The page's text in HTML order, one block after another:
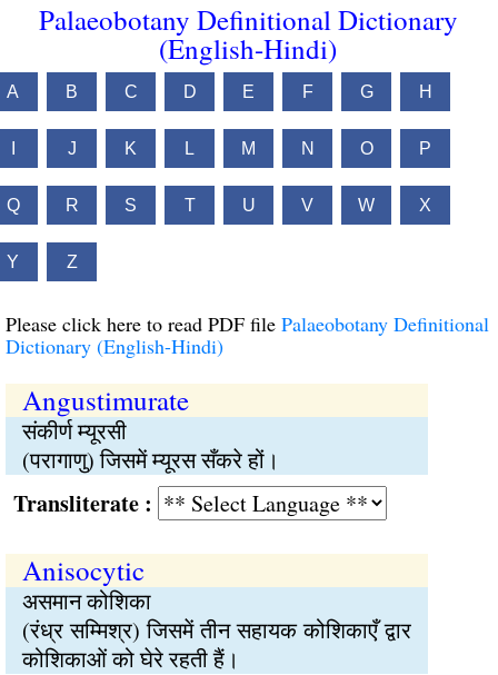
Palaeobotany Definitional Dictionary
(English-Hindi)
A B C D E F G H
J K L M N O P
Q R S T U V W X
Y Z
Please click here to read PDF file Palaeobotany Definitional
Dictionary (English-Hindi)
Angustimurate
संकीर्ण म्यूरसी
(परागाणु) जिसमें म्यूरस सँकरे हों।
:
Anisocytic
असमान कोशिका
(रंध्र सम्मिश्र) जिसमें तीन सहायक कोशिकाएँ द्वार
कोशिकाओं को घेरे रहती हैं।